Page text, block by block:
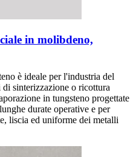
in molibdeno,
è ideale per l'industria del
sinterizzazione o ricottura
in tungsteno progettate
durate operative e per
liscia ed uniforme dei metalli